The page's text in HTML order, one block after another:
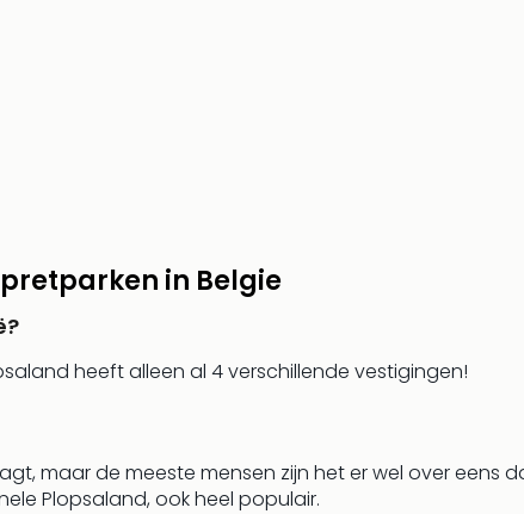
in Belgie
heeft alleen al 4 verschillende vestigingen!
maar de meeste mensen zijn het er wel over eens
Plopsaland, ook heel populair.